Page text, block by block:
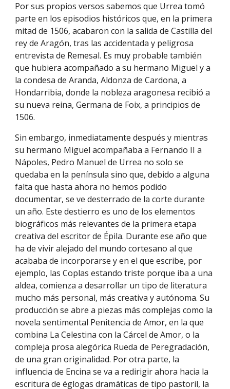
Por sus propios versos sabemos que Urrea tomó
parte en los episodios históricos que, en la primera
mitad de 1506, acabaron con la salida de Castilla del
rey de Aragón, tras las accidentada y peligrosa
entrevista de Remesal. Es muy probable también
que hubiera acompañado a su hermano Miguel y a
la condesa de Aranda, Aldonza de Cardona, a
Hondarribia, donde la nobleza aragonesa recibió a
su nueva reina, Germana de Foix, a principios de
1506.
Sin embargo, inmediatamente después y mientras
su hermano Miguel acompañaba a Fernando II a
Nápoles, Pedro Manuel de Urrea no solo se
quedaba en la península sino que, debido a alguna
falta que hasta ahora no hemos podido
documentar, se ve desterrado de la corte durante
un año. Este destierro es uno de los elementos
biográficos más relevantes de la primera etapa
creativa del escritor de Épila. Durante ese año que
ha de vivir alejado del mundo cortesano al que
acababa de incorporarse y en el que escribe, por
ejemplo, las Coplas estando triste porque iba a una
aldea, comienza a desarrollar un tipo de literatura
mucho más personal, más creativa y autónoma. Su
producción se abre a piezas más complejas como la
novela sentimental Penitencia de Amor, en la que
combina La Celestina con la Cárcel de Amor, o la
compleja prosa alegórica Rueda de Peregradación,
de una gran originalidad. Por otra parte, la
influencia de Encina se va a redirigir ahora hacia la
escritura de églogas dramáticas de tipo pastoril, la